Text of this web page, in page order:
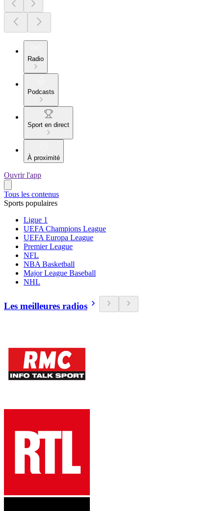
Radio
Podcasts
Sport en direct
À proximité
Ouvrir l'app
Tous les contenus
Sports populaires
Ligue 1
UEFA Champions League
UEFA Europa League
Premier League
NFL
NBA Basketball
Major League Baseball
NHL
Les meilleures radios